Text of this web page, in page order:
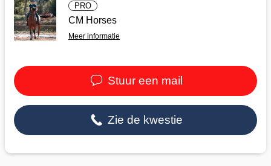
PRO
CM Horses
Meer informatie
Stuur een mail
Zie de kwestie